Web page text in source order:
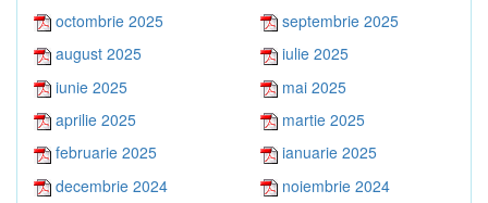
octombrie 2025
septembrie 2025
august 2025
iulie 2025
iunie 2025
mai 2025
aprilie 2025
martie 2025
februarie 2025
ianuarie 2025
decembrie 2024
noiembrie 2024